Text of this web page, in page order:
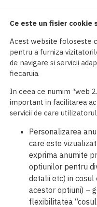
Ce este un fisier cookie
Acest website foloseste
pentru a furniza
de navigare si servicii
fiecaruia.
In ceea ce numim “web
important in facilitarea
servicii de care
Personalizarea
care este
exprima anumite
optiunilor pentru
detalii etc) in
acestor optiuni) –
flexibilitatea